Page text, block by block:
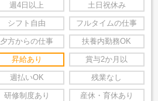
週4日以上 土日祝休み
シフト自由 フルタイムの仕事
夕方からの仕事 扶養内勤務OK
昇給あり 賞与2か月以
週払いOK 残業なし
研修制度あり 産休・育休あり